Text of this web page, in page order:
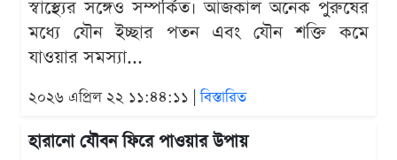
স্বাস্থ্যের সঙ্গেও সম্পর্কিত। আজকাল অনেক পুরুষের
মধ্যে যৌন ইচ্ছার পতন এবং যৌন শক্তি কমে
যাওয়ার সমস্যা...
২০২৬ এপ্রিল ২২ ১১:৪৪:১১ |বিস্তারিত
হারানো যৌবন ফিরে পাওয়ার উপায়